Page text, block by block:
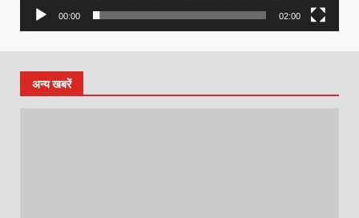
00:00 02:00
अन्य खबरें